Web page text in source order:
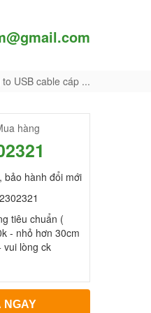
USB cable cáp ...
hàng
bảo hành đổi mới
tiêu chuẩn (
- nhỏ hơn 30cm
vui lòng ck
NGAY